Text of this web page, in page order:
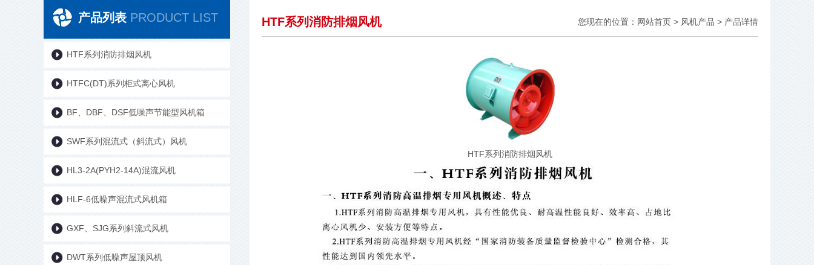
产品列表 PRODUCT LIST
HTF系列消防排烟风机
HTFC(DT)系列柜式离心风机
BF、DBF、DSF低噪声节能型风机箱
SWF系列混流式（斜流式）风机
HL3-2A(PYH2-14A)混流风机
HLF-6低噪声混流式风机箱
GXF、SJG系列斜流式风机
DWT系列低噪声屋顶风机
HTF系列消防排烟风机 您现在的位置： 网站首页 > 风机产品 > 产品详情
HTF系列消防排烟风机